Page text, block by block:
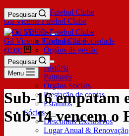
Gil Vicente Futebol Clube
Pesquisar
SDUQ
Contrato de Sociedade
Órgãos de gestão
Clube
História
Palmarés
Órgãos Sociais
Prestação de contas
Estatutos
Sócios
Descontos Exclusivos
Lugar Anual & Renovação
Gil Vicente Futebol Clube
€0,00
Pesquisar
Menu
Sub-16 empatam
Sub-14 vencem o